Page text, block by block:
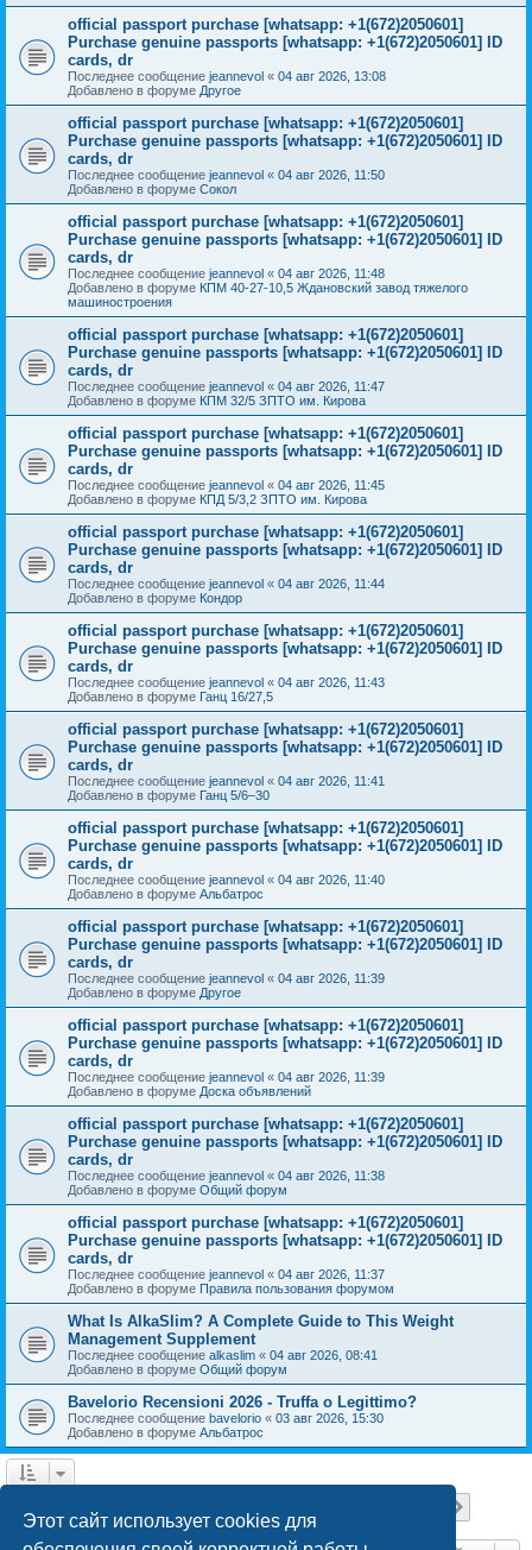
Этот сайт использует cookies для
official passport purchase [whatsapp: +1(672)2050601]
Purchase genuine passports [whatsapp: +1(672)2050601] ID
cards, dr
Последнее сообщение jeannevol « 04 авг 2026, 13:08
Добавлено в форуме Другое
official passport purchase [whatsapp: +1(672)2050601]
Purchase genuine passports [whatsapp: +1(672)2050601] ID
cards, dr
Последнее сообщение jeannevol « 04 авг 2026, 11:50
Добавлено в форуме Сокол
official passport purchase [whatsapp: +1(672)2050601]
Purchase genuine passports [whatsapp: +1(672)2050601] ID
cards, dr
Последнее сообщение jeannevol « 04 авг 2026, 11:48
Добавлено в форуме КПМ 40-27-10,5 Ждановский завод тяжелого
машиностроения
official passport purchase [whatsapp: +1(672)2050601]
Purchase genuine passports [whatsapp: +1(672)2050601] ID
cards, dr
Последнее сообщение jeannevol « 04 авг 2026, 11:47
Добавлено в форуме КПМ 32/5 ЗПТО им. Кирова
official passport purchase [whatsapp: +1(672)2050601]
Purchase genuine passports [whatsapp: +1(672)2050601] ID
cards, dr
Последнее сообщение jeannevol « 04 авг 2026, 11:45
Добавлено в форуме КПД 5/3,2 ЗПТО им. Кирова
official passport purchase [whatsapp: +1(672)2050601]
Purchase genuine passports [whatsapp: +1(672)2050601] ID
cards, dr
Последнее сообщение jeannevol « 04 авг 2026, 11:44
Добавлено в форуме Кондор
official passport purchase [whatsapp: +1(672)2050601]
Purchase genuine passports [whatsapp: +1(672)2050601] ID
cards, dr
Последнее сообщение jeannevol « 04 авг 2026, 11:43
Добавлено в форуме Ганц 16/27,5
official passport purchase [whatsapp: +1(672)2050601]
Purchase genuine passports [whatsapp: +1(672)2050601] ID
cards, dr
Последнее сообщение jeannevol « 04 авг 2026, 11:41
Добавлено в форуме Ганц 5/6–30
official passport purchase [whatsapp: +1(672)2050601]
Purchase genuine passports [whatsapp: +1(672)2050601] ID
cards, dr
Последнее сообщение jeannevol « 04 авг 2026, 11:40
Добавлено в форуме Альбатрос
official passport purchase [whatsapp: +1(672)2050601]
Purchase genuine passports [whatsapp: +1(672)2050601] ID
cards, dr
Последнее сообщение jeannevol « 04 авг 2026, 11:39
Добавлено в форуме Другое
official passport purchase [whatsapp: +1(672)2050601]
Purchase genuine passports [whatsapp: +1(672)2050601] ID
cards, dr
Последнее сообщение jeannevol « 04 авг 2026, 11:39
Добавлено в форуме Доска объявлений
official passport purchase [whatsapp: +1(672)2050601]
Purchase genuine passports [whatsapp: +1(672)2050601] ID
cards, dr
Последнее сообщение jeannevol « 04 авг 2026, 11:38
Добавлено в форуме Общий форум
official passport purchase [whatsapp: +1(672)2050601]
Purchase genuine passports [whatsapp: +1(672)2050601] ID
cards, dr
Последнее сообщение jeannevol « 04 авг 2026, 11:37
Добавлено в форуме Правила пользования форумом
What Is AlkaSlim? A Complete Guide to This Weight
Management Supplement
Последнее сообщение alkaslim « 04 авг 2026, 08:41
Добавлено в форуме Общий форум
Bavelorio Recensioni 2026 - Truffa o Legittimo?
Последнее сообщение bavelorio « 03 авг 2026, 15:30
Добавлено в форуме Альбатрос